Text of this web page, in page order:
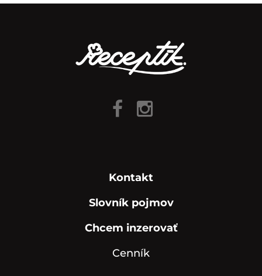
Kontakt
Slovník pojmov
Chcem inzerovať
Cenník